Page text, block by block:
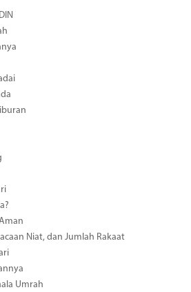
Niat, dan Jumlah Rakaat
Umrah